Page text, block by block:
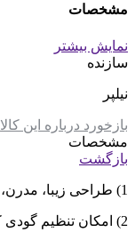
مشخصات
نمایش بیشتر
سازنده
نیلپر
بازخورد درباره این کالا
مشخصات
بازگشت
1) طراحی زیبا، مدرن، کاربردی و متناسب با اصول ارگونومی
2) امکان تنظیم گودی کمر با توجه به قد افراد